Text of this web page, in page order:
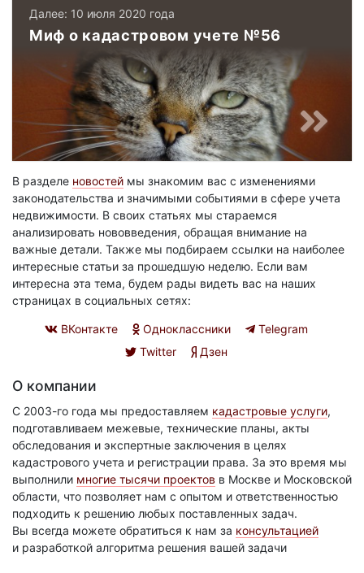
Далее: 10 июля 2020 года
Миф о кадастровом учете №56
В разделе новостей мы знакомим вас с изменениями
законодательства и значимыми событиями в сфере учета
недвижимости. В своих статьях мы стараемся
анализировать нововведения, обращая внимание на
важные детали. Также мы подбираем ссылки на наиболее
интересные статьи за прошедшую неделю. Если вам
интересна эта тема, будем рады видеть вас на наших
страницах в социальных сетях:
ВКонтакте Одноклассники
Telegram
Twitter
Дзен
О компании
С 2003-го года мы предоставляем кадастровые услуги,
подготавливаем межевые, технические планы, акты
обследования и экспертные заключения в целях
кадастрового учета и регистрации права. За это время мы
выполнили многие тысячи проектов в Москве и Московской
области, что позволяет нам с опытом и ответственностью
подходить к решению любых поставленных задач.
Вы всегда можете обратиться к нам за консультацией
и разработкой алгоритма решения вашей задачи